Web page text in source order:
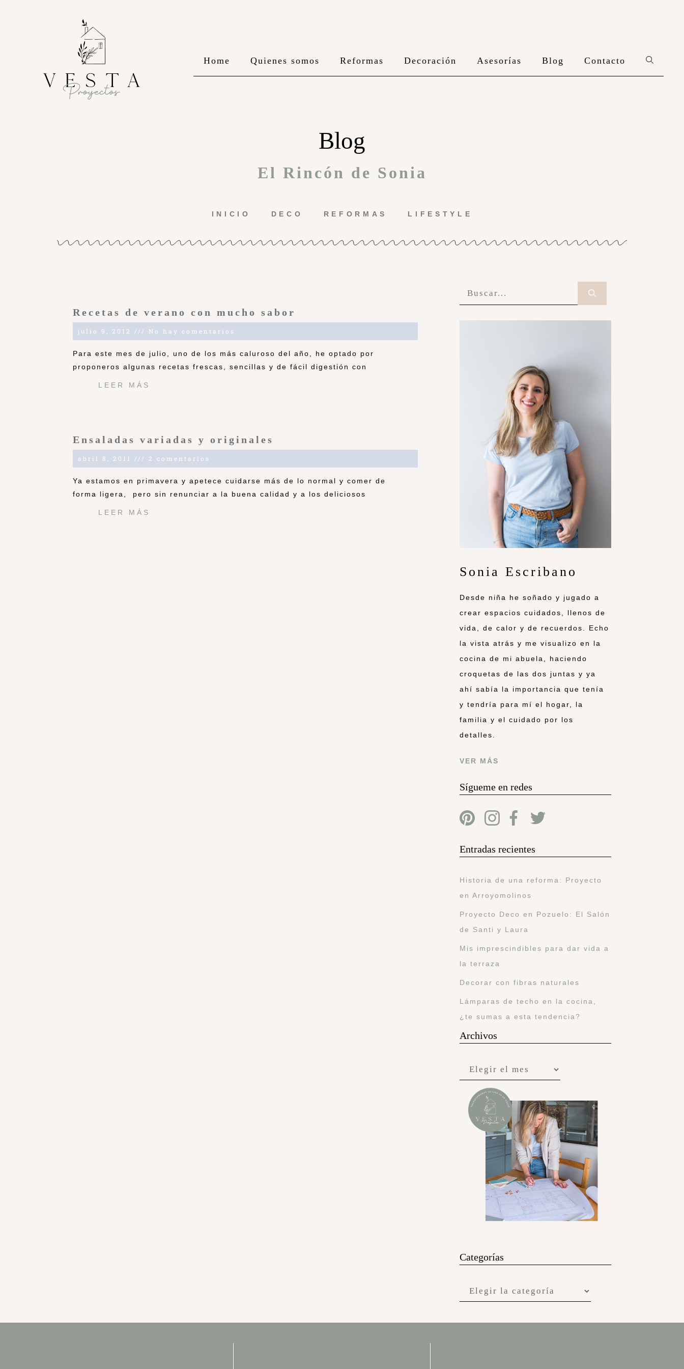
Home Quienes somos Reformas Decoración Asesorías Blog Contacto
Blog
El Rincón de Sonia
INICIO DECO REFORMAS LIFESTYLE
Recetas de verano con mucho sabor
julio 9, 2012 No hay comentarios
Para este mes de julio, uno de los más caluroso del año, he optado por
proponeros algunas recetas frescas, sencillas y de fácil digestión con
LEER MÁS
Ensaladas variadas y originales
abril 8, 2011 2 comentarios
Ya estamos en primavera y apetece cuidarse más de lo normal y comer de
forma ligera, pero sin renunciar a la buena calidad y a los deliciosos
LEER MÁS
Sonia Escribano
Desde niña he soñado y jugado a
crear espacios cuidados, llenos de
vida, de calor y de recuerdos. Echo
la vista atrás y me visualizo en la
cocina de mi abuela, haciendo
croquetas de las dos juntas y ya
ahí sabía la importancia que tenía
y tendría para mí el hogar, la
familia y el cuidado por los
detalles.
VER MÁS
Sígueme en redes
Entradas recientes
Historia de una reforma: Proyecto
en Arroyomolinos
Proyecto Deco en Pozuelo: El Salón
de Santi y Laura
Mis imprescindibles para dar vida a
la terraza
Decorar con fibras naturales
Lámparas de techo en la cocina,
¿te sumas a esta tendencia?
Archivos
Categorías